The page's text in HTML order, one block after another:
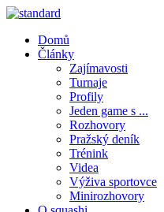
Domů
Články
Zajímavosti
Turnaje
Profily
Jeden game s ...
Rozhovory
Pražský deník
Trénink
Videa
Výživa sportovce
Minirozhovory